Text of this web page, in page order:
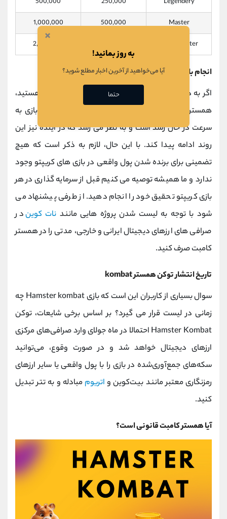
Master
500,000
1,000,000
Grandmaster
2,000,000
انجام بازی همستر ریسک دارد؟
اگر به دنبال یک
کریپتو ساده و با پتانسیل درآمد هستید،
همستر کامبت قطعا ارزش امتحان کردن را دارد. این بازی به
سرعت در حال رشد است و به نظر می رسد که در آینده نیز این
روند ادامه پیدا کند. با این حال، لازم به ذکر است که هیچ
تضمینی برای برنده شدن پول واقعی در بازی های کریپتو وجود
ندارد و ما همیشه توصیه می کنیم قبل از سرمایه گذاری در هر
بازی کریپتو تحقیق خود را انجام دهید. از طرفی پیشنهاد می
شود با توجه به لیست شدن پروژه هایی مانند نات کویندر
صرافی های ارزهای دیجیتال ایرانی و خارجی، مدتی را در همستر
کامبت صرف کنید.
تاریخ انتشار توکن همستر kombat
سوال بسیاری از کاربران این است که بازی Hamster kombat چه
زمانی در لیست قرار می گیرد؟ بر اساس برخی شایعات، توکن
Hamster Kombat احتمالا در ماه جولای وارد صرافی‌های مرکزی
ارزهای دیجیتال خواهد شد و در صورت وقوع، می‌توانید
سکه‌های جمع‌آوری‌شده در بازی را با پول واقعی یا سایر ارزهای
رمزنگاری معتبر مانند بیت‌کوین و اتریوم مبادله و به تتر تبدیل
کنید.
آیا همستر کامبت قانونی است؟
×
به روز بمانید!
آیا می‌خواهید از آخرین اخبار مطلع شوید؟
حتما